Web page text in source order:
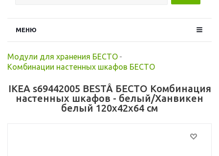
МЕНЮ
Модули для хранения БЕСТО -
Комбинации настенных шкафов БЕСТО
IKEA s69442005 BESTÅ БЕСТО Комбинация
настенных шкафов - белый/Ханвикен
белый 120x42x64 см